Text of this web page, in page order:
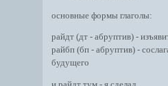
основные формы глаголы:
райдт (дт - абруптив) -
райбп (бп - абруптив) -
будущего